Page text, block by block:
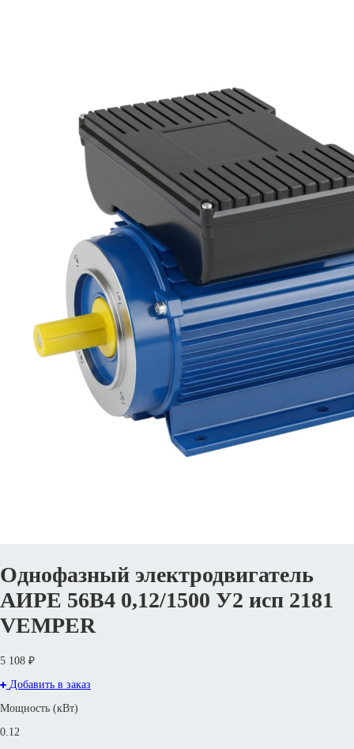
Однофазный электродвигатель
АИРЕ 56B4 0,12/1500 У2 исп 2181
VEMPER
5 108 ₽
Добавить в заказ
Мощность (кВт)
0.12